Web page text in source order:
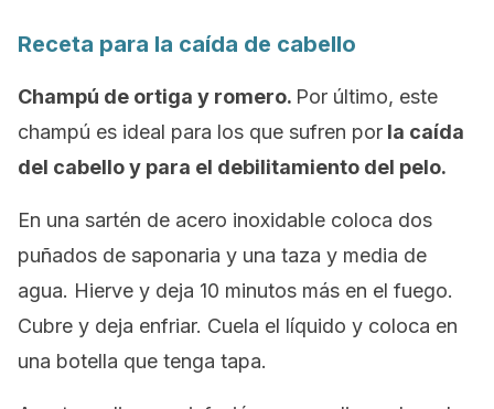
Receta para la caída de cabello
Champú de ortiga y romero. Por último, este
champú es ideal para los que sufren por la caída
del cabello y para el debilitamiento del pelo.
En una sartén de acero inoxidable coloca dos
puñados de saponaria y una taza y media de
agua. Hierve y deja 10 minutos más en el fuego.
Cubre y deja enfriar. Cuela el líquido y coloca en
una botella que tenga tapa.